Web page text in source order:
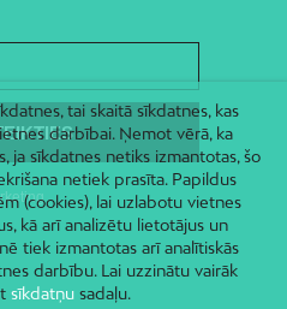
tai skaitā sīkdatnes, kas
darbībai. Ņemot vērā, ka
ja sīkdatnes netiks izmantotas, šo
netiek prasīta. Papildus
(cookies), lai uzlabotu vietnes
kā arī analizētu lietotājus un
tiek izmantotas arī analītiskās
darbību. Lai uzzinātu vairāk
sīkdatņusadaļu.